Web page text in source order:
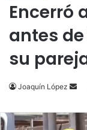
Encerró
antes
su
Joaquín López